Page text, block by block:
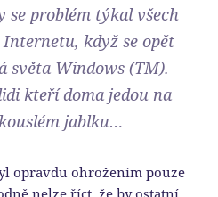
se problém týkal všech
když se opět
světa Windows (TM).
kteří doma jedou na
jablku…
opravdu ohrožením pouze